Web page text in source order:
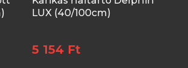
LUX (40/100cm)
5 154 Ft